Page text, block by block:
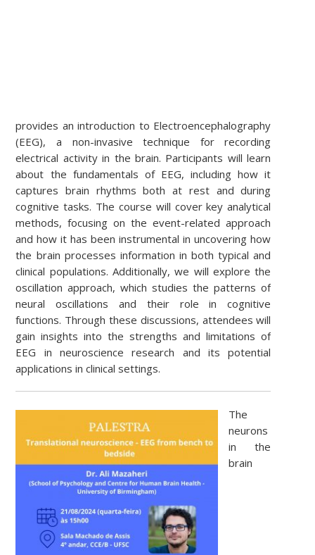
provides an introduction to Electroencephalography
(EEG), a non-invasive technique for recording
electrical activity in the brain. Participants will learn
about the fundamentals of EEG, including how it
captures brain rhythms both at rest and during
cognitive tasks. The course will cover key analytical
methods, focusing on the event-related approach
and how it has been instrumental in uncovering how
the brain processes information in both typical and
clinical populations. Additionally, we will explore the
oscillation approach, which studies the patterns of
neural oscillations and their role in cognitive
functions. Through these discussions, attendees will
gain insights into the strengths and limitations of
EEG in neuroscience research and its potential
applications in clinical settings.
The
neurons
in the
brain